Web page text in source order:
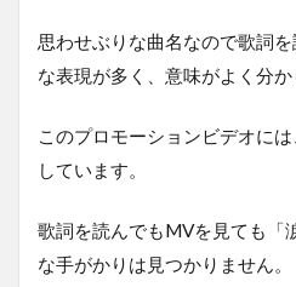
思わせぶりな曲名なので歌詞
な表現が多く、意味がよく分か
このプロモーションビデオに
しています。
歌詞を読んでもMVを見ても「
な手がかりは見つかりません。